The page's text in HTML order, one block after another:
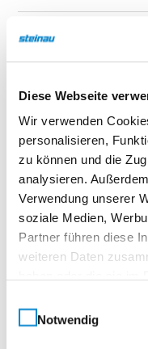
Diese Webseite
Wir verwenden
personalisieren,
zu können und die
analysieren.
Verwendung unserer
soziale Medien,
Partner führen diese
weiteren Daten
Notwendig
Beschreibung
Normtür,
Vielfältig.
Struktur.
Die Wohnraumtür
ihre markanten,
einen edlen
gewünschten
präzise gefräst wird